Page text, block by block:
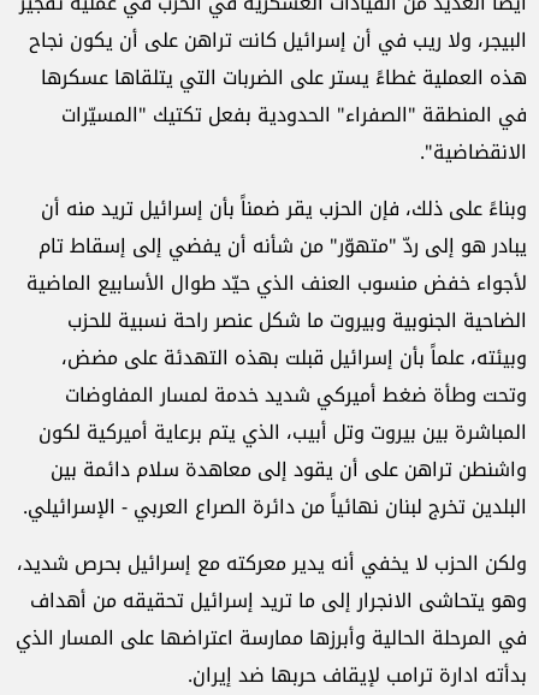
البيجر، ولا ريب في أن إسرائيل كانت تراهن على أن يكون نجاح
هذه العملية غطاءً يستر على الضربات التي يتلقاها عسكرها
في المنطقة "الصفراء" الحدودية بفعل تكتيك "المسيّرات
الانقضاضية".
وبناءً على ذلك، فإن الحزب يقر ضمناً بأن إسرائيل تريد منه أن
يبادر هو إلى ردّ "متهوّر" من شأنه أن يفضي إلى إسقاط تام
لأجواء خفض منسوب العنف الذي حيّد طوال الأسابيع الماضية
الضاحية الجنوبية وبيروت ما شكل عنصر راحة نسبية للحزب
وبيئته، علماً بأن إسرائيل قبلت بهذه التهدئة على مضض،
وتحت وطأة ضغط أميركي شديد خدمة لمسار المفاوضات
المباشرة بين بيروت وتل أبيب، الذي يتم برعاية أميركية لكون
واشنطن تراهن على أن يقود إلى معاهدة سلام دائمة بين
البلدين تخرج لبنان نهائياً من دائرة الصراع العربي - الإسرائيلي.
ولكن الحزب لا يخفي أنه يدير معركته مع إسرائيل بحرص شديد،
وهو يتحاشى الانجرار إلى ما تريد إسرائيل تحقيقه من أهداف
في المرحلة الحالية وأبرزها ممارسة اعتراضها على المسار الذي
بدأته ادارة ترامب لإيقاف حربها ضد إيران.